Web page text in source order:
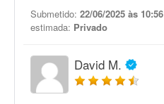
Submetido: 22/06/2025 às 10:56
estimada: Privado
David M.